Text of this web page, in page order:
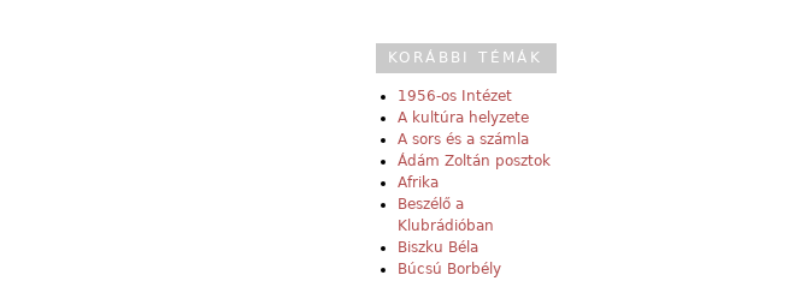
KORÁBBI TÉMÁK
1956-os Intézet
A kultúra helyzete
A sors és a számla
Ádám Zoltán posztok
Afrika
Beszélő a
Klubrádióban
Biszku Béla
Búcsú Borbély